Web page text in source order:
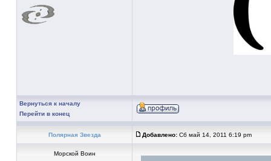
Вернуться к началу
Перейти в конец
Полярная Звезда Добавлено: Сб май 14, 2011 6:19 pm
Морской Воин